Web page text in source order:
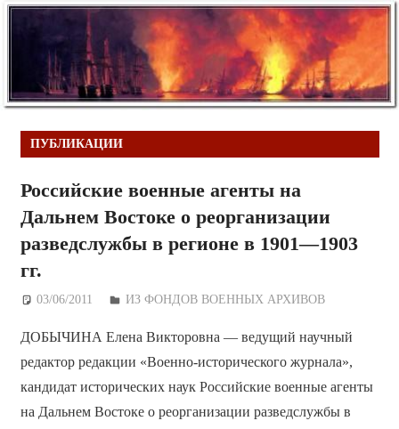
ПУБЛИКАЦИИ
Российские военные агенты на
Дальнем Востоке о реорганизации
разведслужбы в регионе в 1901—1903
гг.
03/06/2011 Дежурный по Редакции
ИЗ ФОНДОВ ВОЕННЫХ АРХИВОВ
ДОБЫЧИНА Елена Викторовна — ведущий научный
редактор редакции «Военно-исторического журнала»,
кандидат исторических наук Российские военные агенты
на Дальнем Востоке о реорганизации разведслужбы в